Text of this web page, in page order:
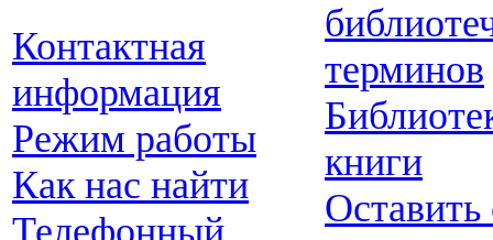
Контактная
информация
Режим работы
Как нас найти
Телефонный
терминов
книги
Оставить